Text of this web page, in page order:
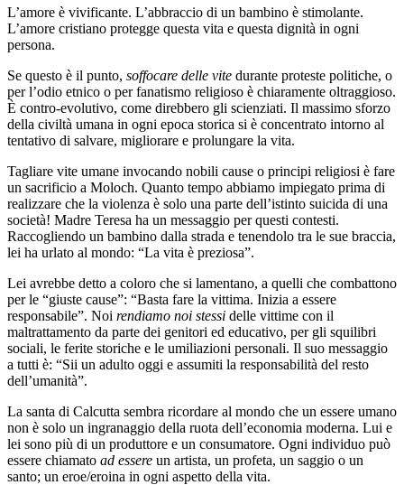
L’amore è vivificante. L’abbraccio di un bambino è stimolante.
L’amore cristiano protegge questa vita e questa dignità in ogni
persona.
Se questo è il punto, soffocare delle vite durante proteste politiche, o
per l’odio etnico o per fanatismo religioso è chiaramente oltraggioso.
È contro-evolutivo, come direbbero gli scienziati. Il massimo sforzo
della civiltà umana in ogni epoca storica si è concentrato intorno al
tentativo di salvare, migliorare e prolungare la vita.
Tagliare vite umane invocando nobili cause o principi religiosi è fare
un sacrificio a Moloch. Quanto tempo abbiamo impiegato prima di
realizzare che la violenza è solo una parte dell’istinto suicida di una
società! Madre Teresa ha un messaggio per questi contesti.
Raccogliendo un bambino dalla strada e tenendolo tra le sue braccia,
lei ha urlato al mondo: “La vita è preziosa”.
Lei avrebbe detto a coloro che si lamentano, a quelli che combattono
per le “giuste cause”: “Basta fare la vittima. Inizia a essere
responsabile”. Noi rendiamo noi stessi delle vittime con il
maltrattamento da parte dei genitori ed educativo, per gli squilibri
sociali, le ferite storiche e le umiliazioni personali. Il suo messaggio
a tutti è: “Sii un adulto oggi e assumiti la responsabilità del resto
dell’umanità”.
La santa di Calcutta sembra ricordare al mondo che un essere umano
non è solo un ingranaggio della ruota dell’economia moderna. Lui e
lei sono più di un produttore e un consumatore. Ogni individuo può
essere chiamato ad essere un artista, un profeta, un saggio o un
santo; un eroe/eroina in ogni aspetto della vita.